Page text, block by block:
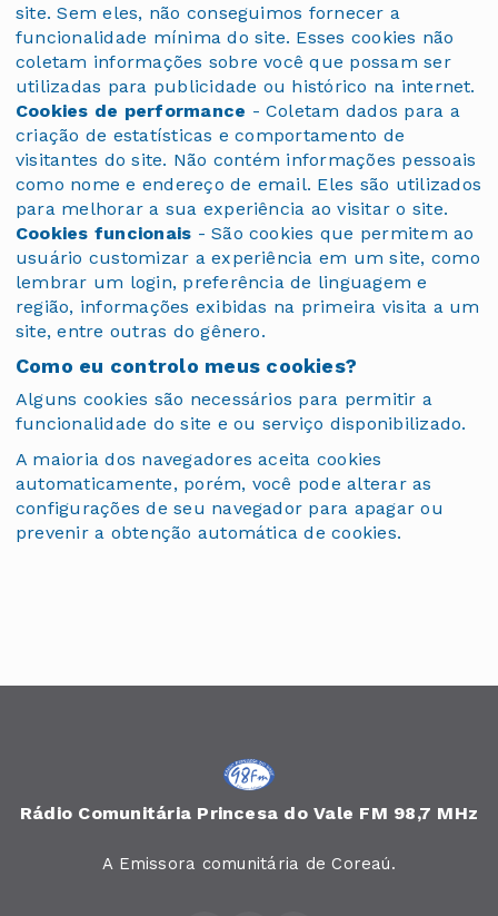
site. Sem eles, não conseguimos fornecer a
funcionalidade mínima do site. Esses cookies não
coletam informações sobre você que possam ser
utilizadas para publicidade ou histórico na internet.
Cookies de performance - Coletam dados para a
criação de estatísticas e comportamento de
visitantes do site. Não contém informações pessoais
como nome e endereço de email. Eles são utilizados
para melhorar a sua experiência ao visitar o site.
Cookies funcionais - São cookies que permitem ao
usuário customizar a experiência em um site, como
lembrar um login, preferência de linguagem e
região, informações exibidas na primeira visita a um
site, entre outras do gênero.
Como eu controlo meus cookies?
Alguns cookies são necessários para permitir a
funcionalidade do site e ou serviço disponibilizado.
A maioria dos navegadores aceita cookies
automaticamente, porém, você pode alterar as
configurações de seu navegador para apagar ou
prevenir a obtenção automática de cookies.
Rádio Comunitária Princesa do Vale FM 98,7 MHz
A Emissora comunitária de Coreaú.